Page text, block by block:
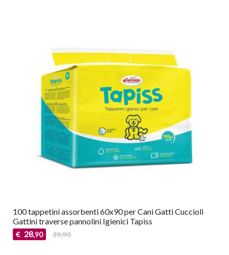
100 tappetini assorbenti 60x90 per Cani Gatti Cuccioli
Gattini traverse pannolini Igienici Tapiss
€ 28,90 39,90